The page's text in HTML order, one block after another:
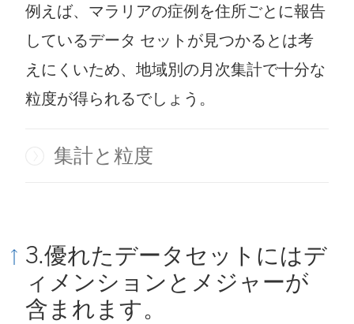
開
く
)
例えば、マラリアの症例を住所ごとに報告
しているデータ セットが見つかるとは考
えにくいため、地域別の月次集計で十分な
粒度が得られるでしょう。
集計と粒度
3.優れたデータセットにはデ
ィメンションとメジャーが
含まれます。